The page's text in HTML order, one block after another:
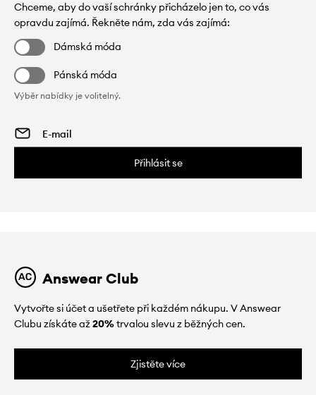
Chceme, aby do vaší schránky přicházelo jen to, co vás
opravdu zajímá. Řekněte nám, zda vás zajímá:
Dámská móda
Pánská móda
Výběr nabídky je volitelný.
Přihlásit se
Answear Club
Vytvořte si účet a ušetřete při každém nákupu. V Answear
Clubu získáte až20%trvalou slevu z běžných cen.
Zjistěte více